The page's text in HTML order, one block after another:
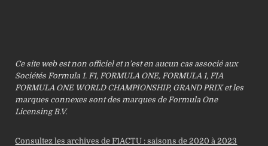
Ce site web est non officiel et n’est en aucun cas associé aux
Sociétés Formula 1. F1, FORMULA ONE, FORMULA 1, FIA
FORMULA ONE WORLD CHAMPIONSHIP, GRAND PRIX et les
marques connexes sont des marques de Formula One
Licensing B.V.
Consultez les archives de F1ACTU : saisons de 2020 à 2023